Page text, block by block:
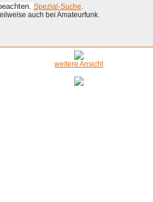
Spezial-Suche.
auch bei Amateurfunk.
weitere Ansicht